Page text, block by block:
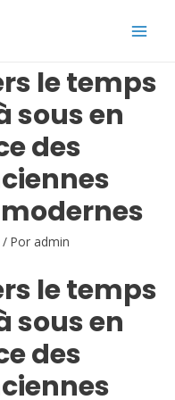
le temps
sous en
des
/ Por admin
le temps
sous en
des